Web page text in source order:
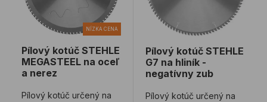
NÍZKA CENA
Pílový kotúč STEHLE
MEGASTEEL na oceľ
a nerez
Pílový kotúč určený na
Pílový kotúč STEHLE
G7 na hliník -
negatívny zub
Pílový kotúč určený na